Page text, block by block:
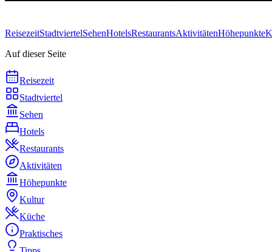
ReisezeitStadtviertelSehenHotelsRestaurantsAktivitätenHöhepunkte
Auf dieser Seite
Reisezeit
Stadtviertel
Sehen
Hotels
Restaurants
Aktivitäten
Höhepunkte
Kultur
Küche
Praktisches